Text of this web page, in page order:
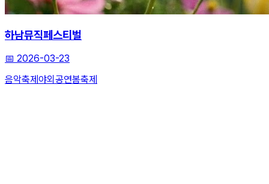
하남뮤직페스티벌
📅 2026-03-23
음악축제 야외공연봄축제